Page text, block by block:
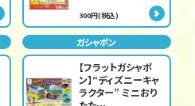
300円(税込)
ガシャポン
【フラットガシャポ
ン】“ディズニーキャ
ラクター” ミニおり